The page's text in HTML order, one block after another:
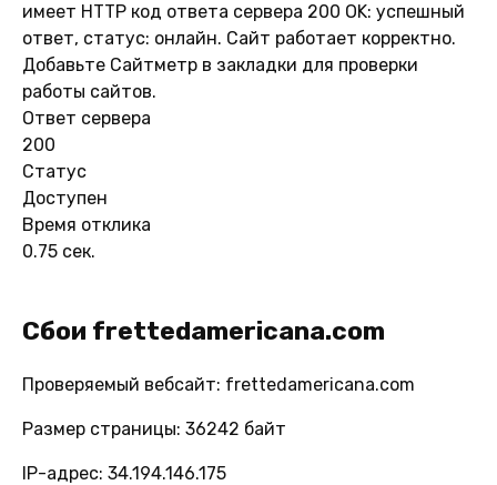
имеет HTTP код ответа сервера 200 OK: успешный
ответ, статус: онлайн. Сайт работает корректно.
Добавьте Сайтметр в закладки для проверки
работы сайтов.
Ответ сервера
200
Статус
Доступен
Время отклика
0.75 сек.
Сбои frettedamericana.com
Проверяемый вебсайт: frettedamericana.com
Размер страницы: 36242 байт
IP-адрес: 34.194.146.175